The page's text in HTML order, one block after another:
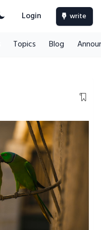
Login write
Topics Blog